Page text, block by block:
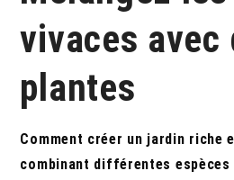
vivaces avec
plantes
Comment créer un jardin riche
combinant différentes espèces